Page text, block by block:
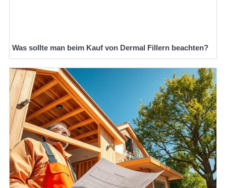
Was sollte man beim Kauf von Dermal Fillern beachten?